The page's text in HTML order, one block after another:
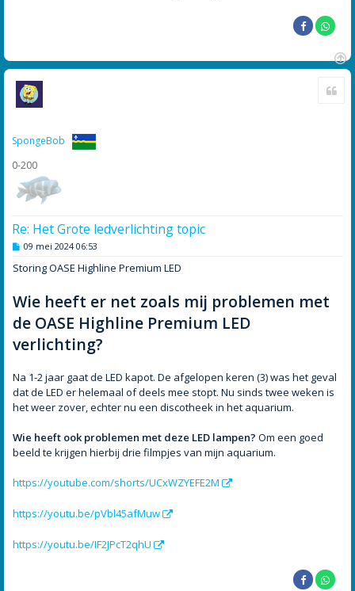
O
SpongeBob
0-200
Re: Het Grote ledverlichting topic
B
r
i
h
t
09 mei 2024 06:53
Storing OASE Highline Premium LED
Wie heeft er net zoals mij problemen met
de OASE Highline Premium LED
verlichting?
Na 1-2 jaar gaat de LED kapot. De afgelopen keren (3) was het geval
dat de LED er helemaal of deels mee stopt. Nu sinds twee weken is
het weer zover, echter nu een discotheek in het aquarium.
Wie heeft ook problemen met deze LED lampen? Om een goed
beeld te krijgen hierbij drie filmpjes van mijn aquarium.
https://youtube.com/shorts/UCxWZYEFE2M
https://youtu.be/pVbl45afMuw
https://youtu.be/IF2JPcT2qhU